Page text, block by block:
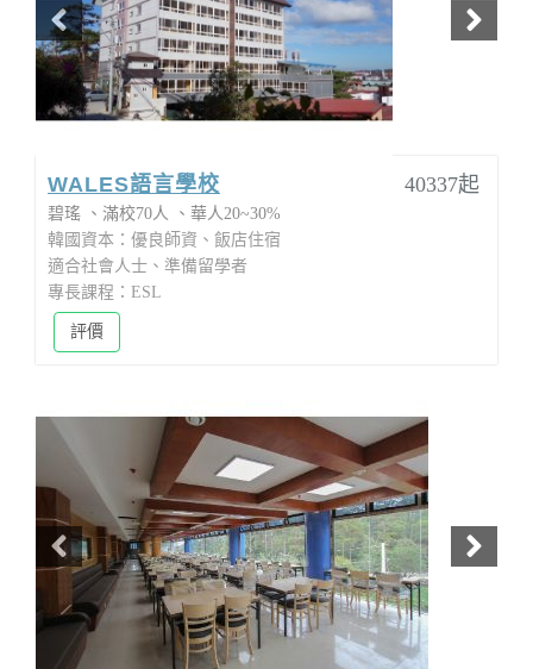
WALES語言學校 40337起
碧瑤 滿校70人
華人20~30%
韓國資本：優良師資、飯店住宿
適合社會人士、準備留學者
專長課程：ESL
評價